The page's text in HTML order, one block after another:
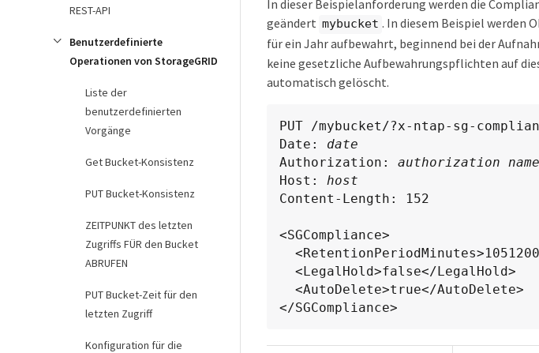
REST-API
Benutzerdefinierte
Operationen von StorageGRID
Liste der
benutzerdefinierten
Vorgänge
Get Bucket-Konsistenz
PUT Bucket-Konsistenz
ZEITPUNKT des letzten
Zugriffs FÜR den Bucket
ABRUFEN
PUT Bucket-Zeit für den
letzten Zugriff
Konfiguration für die
In dieser Beispielanforderung werden die
geändert mybucket . In diesem Beispiel werden
für ein Jahr aufbewahrt, beginnend bei der
keine gesetzliche Aufbewahrungspflichten auf
automatisch gelöscht.
PUT /mybucket/?x-ntap-sg-
Date: date
Authorization: authorization name
Host: host
Content-Length: 152
<SGCompliance>
</SGCompliance>